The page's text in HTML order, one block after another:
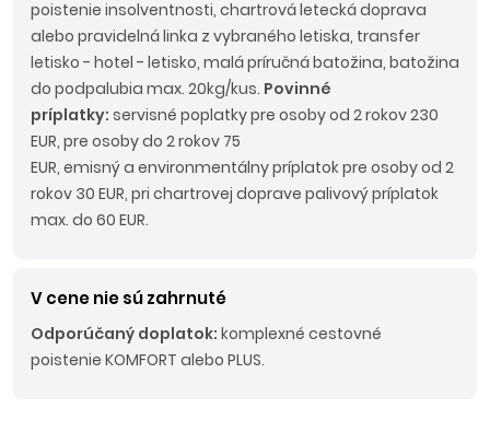
poistenie insolventnosti, chartrová letecká doprava
alebo pravidelná linka z vybraného letiska, transfer
letisko - hotel - letisko, malá príručná batožina, batožina
do podpalubia max. 20kg/kus. Povinné
príplatky: servisné poplatky pre osoby od 2 rokov 230
EUR, pre osoby do 2 rokov 75
EUR, emisný a environmentálny príplatok pre osoby od 2
rokov 30 EUR, pri chartrovej doprave palivový príplatok
max. do 60 EUR.
V cene nie sú zahrnuté
Odporúčaný doplatok: komplexné cestovné
poistenie KOMFORT alebo PLUS.